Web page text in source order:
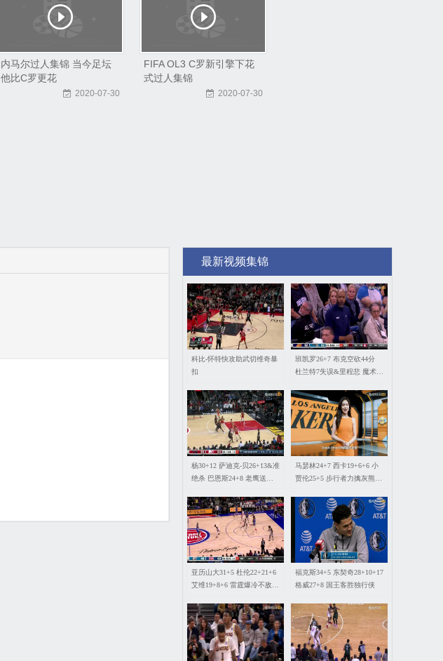
内马尔过人集锦 当今足坛
他比C罗更花
2020-07-30
FIFA OL3 C罗新引擎下花
式过人集锦
2020-07-30
最新视频集锦
科比-怀特快攻助武切维奇暴
扣
班凯罗26+7 布克空砍44分
杜兰特7失误&里程悲 魔术力
杨30+12 萨迪克-贝26+13&准
绝杀 巴恩斯24+8 老鹰送猛
马瑟林24+7 西卡19+6+6 小
贾伦25+5 步行者力擒灰熊取
亚历山大31+5 杜伦22+21+6
艾维19+8+6 雷霆爆冷不敌活
福克斯34+5 东契奇28+10+17
格威27+8 国王客胜独行侠